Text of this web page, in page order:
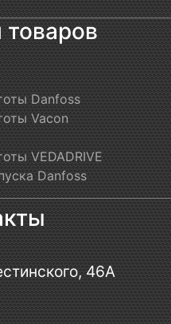
товаров
Danfoss
Vacon
VEDADRIVE
Danfoss
46А